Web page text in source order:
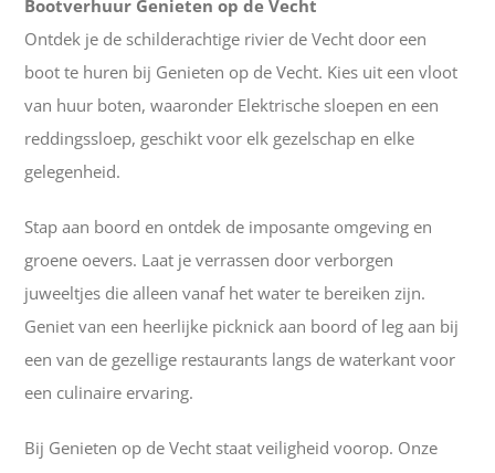
Bootverhuur Genieten op de Vecht
Ontdek je de schilderachtige rivier de Vecht door een
boot te huren bij Genieten op de Vecht. Kies uit een vloot
van huur boten, waaronder Elektrische sloepen en een
reddingssloep, geschikt voor elk gezelschap en elke
gelegenheid.
Stap aan boord en ontdek de imposante omgeving en
groene oevers. Laat je verrassen door verborgen
juweeltjes die alleen vanaf het water te bereiken zijn.
Geniet van een heerlijke picknick aan boord of leg aan bij
een van de gezellige restaurants langs de waterkant voor
een culinaire ervaring.
Bij Genieten op de Vecht staat veiligheid voorop. Onze